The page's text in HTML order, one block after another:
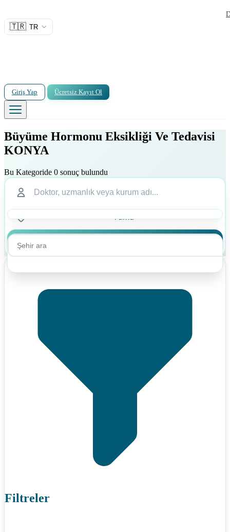
🇹🇷 TR
Giriş Yap Ücretsiz Kayıt Ol
Büyüme Hormonu Eksikliği Ve Tedavisi
KONYA
Bu Kategoride 0 sonuç bulundu
Filtreler